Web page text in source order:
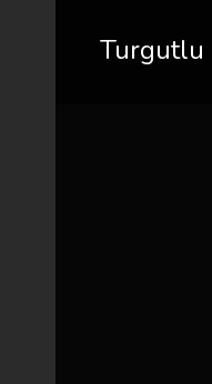
Turgutlu